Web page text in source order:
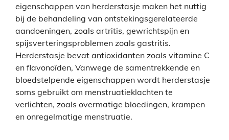
eigenschappen van herderstasje maken het nuttig
bij de behandeling van ontstekingsgerelateerde
aandoeningen, zoals artritis, gewrichtspijn en
spijsverteringsproblemen zoals gastritis.
Herderstasje bevat antioxidanten zoals vitamine C
en flavonoïden, Vanwege de samentrekkende en
bloedstelpende eigenschappen wordt herderstasje
soms gebruikt om menstruatieklachten te
verlichten, zoals overmatige bloedingen, krampen
en onregelmatige menstruatie.